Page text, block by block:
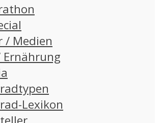
/ Medien
Ernährung
Lexikon